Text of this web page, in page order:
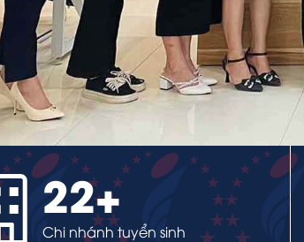
22+
Chi nhánh tuyển sinh